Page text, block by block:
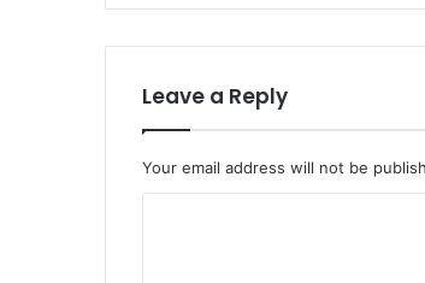
Leave a Reply
Your email address will not be